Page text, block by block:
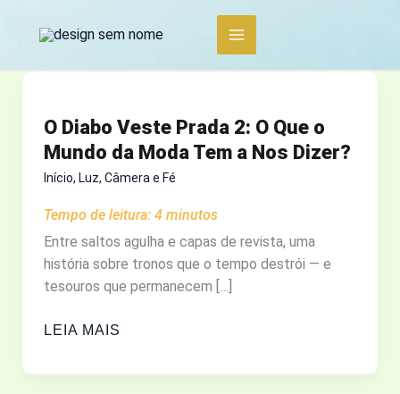
conteúdo
O Diabo Veste Prada 2: O Que o
Mundo da Moda Tem a Nos Dizer?
Início, Luz, Câmera e Fé
Tempo de leitura: 4 minutos
Entre saltos agulha e capas de revista, uma
história sobre tronos que o tempo destrói — e
tesouros que permanecem […]
O
VESTE
LEIA MAIS